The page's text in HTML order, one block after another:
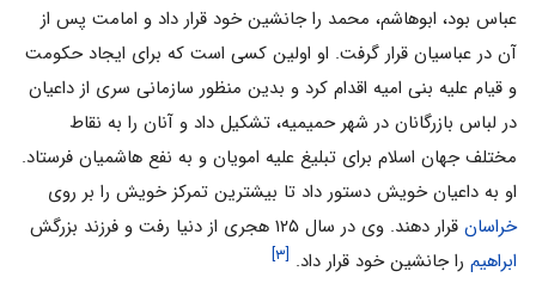
عباس بود، ابوهاشم، محمد را جانشین خود قرار داد و امامت پس از
آن در عباسیان قرار گرفت. او اولین کسی است که برای ایجاد حکومت
و قیام علیه بنی امیه اقدام کرد و بدین منظور سازمانی سری از داعیان
در لباس بازرگانان در شهر حمیمیه، تشکیل داد و آنان را به نقاط
مختلف جهان اسلام برای تبلیغ علیه امویان و به نفع هاشمیان فرستاد.
او به داعیان خویش دستور داد تا بیشترین تمرکز خویش را بر روی
خراسان قرار دهند. وی در سال ۱۲۵ هجری از دنیا رفت و فرزند بزرگش
ابراهیم را جانشین خود قرار داد. [۳]